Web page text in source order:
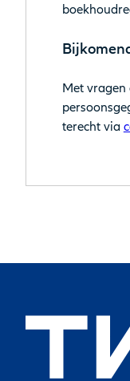
Met
terecht via